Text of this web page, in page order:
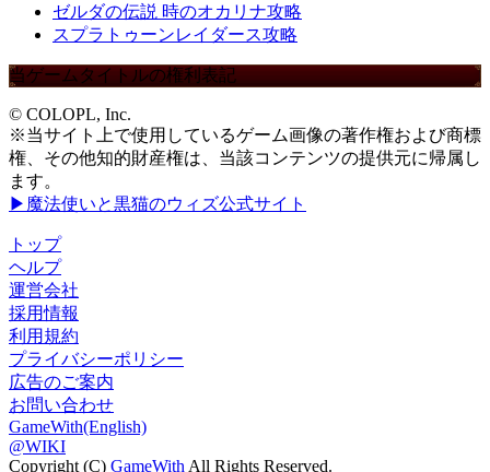
ゼルダの伝説 時のオカリナ攻略
スプラトゥーンレイダース攻略
当ゲームタイトルの権利表記
© COLOPL, Inc.
※当サイト上で使用しているゲーム画像の著作権および商標
権、その他知的財産権は、当該コンテンツの提供元に帰属し
ます。
▶魔法使いと黒猫のウィズ公式サイト
トップ
ヘルプ
運営会社
採用情報
利用規約
プライバシーポリシー
広告のご案内
お問い合わせ
GameWith(English)
@WIKI
Copyright (C) GameWith All Rights Reserved.